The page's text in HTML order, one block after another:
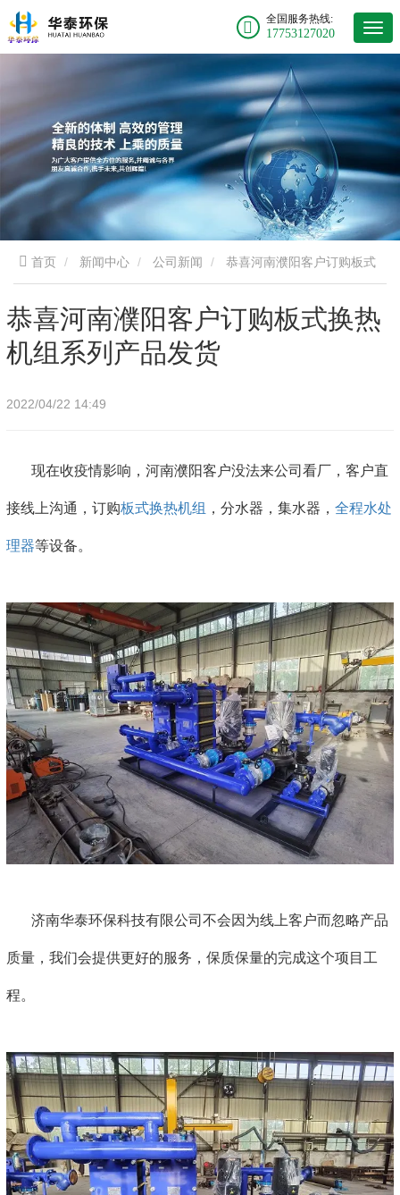
全国服务热线:
17753127020
首页 新闻中心 公司新闻
换热机组系列产品发货
恭喜河南濮阳客户订购板式换热
机组系列产品发货
2022/04/22 14:49
现在收疫情影响，河南濮阳客户没法来公司看厂，客户直
接线上沟通，订购板式换热机组 ，分水器，集水器， 全程水处
理器等设备。
济南华泰环保科技有限公司不会因为线上客户而忽略产品
质量，我们会提供更好的服务，保质保量的完成这个项目工
程。